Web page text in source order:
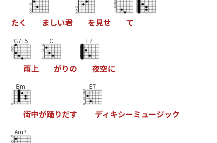
たく ましい君 を見せ て
G7+5
雨上
C
がりの
F7
夜空に
Bm
街中が踊りだす
E7
ディキシーミュージック
Am7